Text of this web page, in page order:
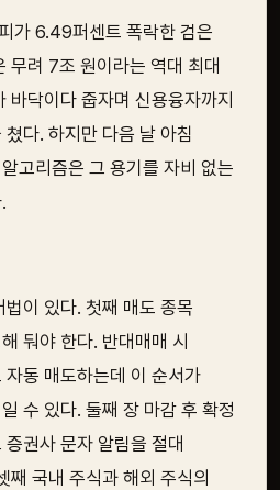
가 6.49퍼센트 폭락한 검은
무려 7조 원이라는 역대 최대
바닥이다 줍자며 신용융자까지
다. 하지만 다음 날 아침
고리즘은 그 용기를 자비 없는
이 있다. 첫째 매도 종목
둬야 한다. 반대매매 시
동 매도하는데 이 순서가
수 있다. 둘째 장 마감 후 확정
권사 문자 알림을 절대
째 국내 주식과 해외 주식의